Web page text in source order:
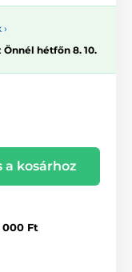
Önnél hétfőn 8. 10.
a kosárhoz
000 Ft